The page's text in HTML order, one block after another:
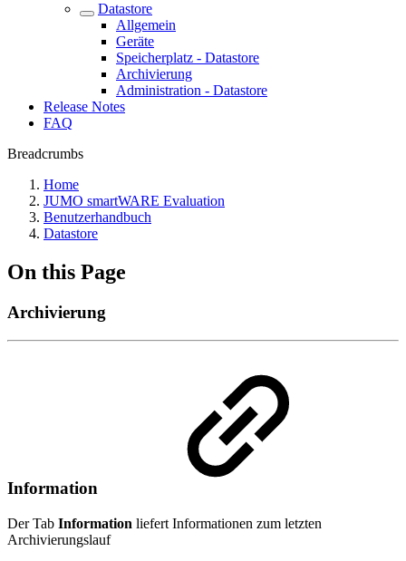
Datastore
Allgemein
Geräte
Speicherplatz - Datastore
Archivierung
Administration - Datastore
Release Notes
FAQ
Breadcrumbs
Home
JUMO smartWARE Evaluation
Benutzerhandbuch
Datastore
On this Page
Archivierung
Information
Der Tab Information liefert Informationen zum letzten
Archivierungslauf